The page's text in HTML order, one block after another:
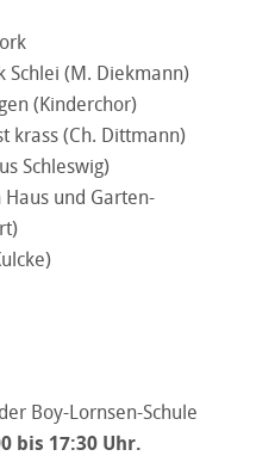
Schlei (M. Diekmann)
(Kinderchor)
krass (Ch. Dittmann)
Schleswig)
und Garten-
Boy-Lornsen-Schule
bis 17:30 Uhr.